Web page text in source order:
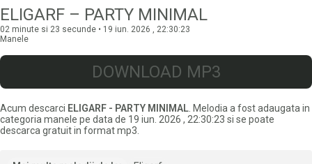
ELIGARF – PARTY MINIMAL
02 minute si 23 secunde • 19 iun. 2026 , 22:30:23
Manele
DOWNLOAD MP3
Acum descarci ELIGARF - PARTY MINIMAL . Melodia a fost adaugata in
categoria manele pe data de 19 iun. 2026 , 22:30:23 si se poate
descarca gratuit in format mp3.